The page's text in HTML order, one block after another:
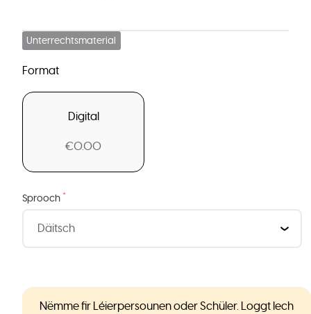
Unterrechtsmaterial
Format
Digital
€0.00
Sprooch *
Nëmme fir Léierpersounen oder Schüler. Loggt Iech